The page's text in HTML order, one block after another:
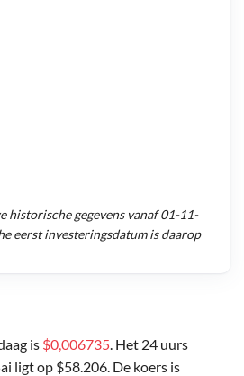
is $0,006735. Het 24 uurs
ligt op $58.206. De koers is
historische gegevens vanaf01-11-
eerst investeringsdatum is daarop